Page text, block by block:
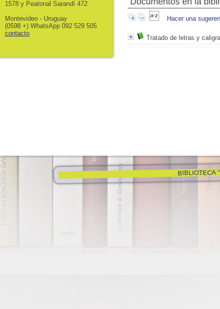
Hacer una
Tratado de letras y
BIBLIOTECA
1578 y Peatonal Sarandí 472
Montevideo - Uruguay
(0598 +) WhatsApp 092 529 505
contacto